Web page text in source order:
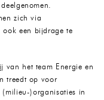
zich via
ook een bijdrage te
van het team Energie en
treedt op voor
(milieu-)organisaties in